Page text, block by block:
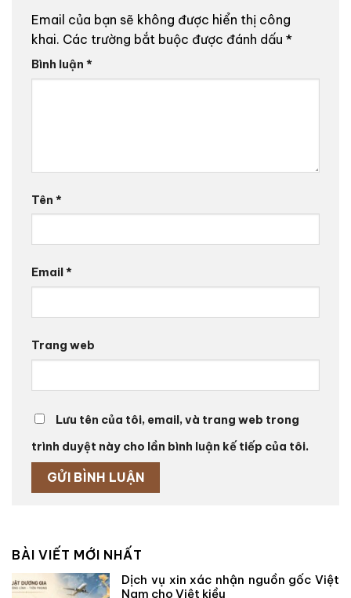
Email của bạn sẽ không được hiển thị công
khai. Các trường bắt buộc được đánh dấu *
Bình luận *
Tên *
Email *
Trang web
Lưu tên của tôi, email, và trang web trong
trình duyệt này cho lần bình luận kế tiếp của tôi.
BÀI VIẾT MỚI NHẤT
Dịch vụ xin xác nhận nguồn gốc Việt
Nam cho Việt kiều